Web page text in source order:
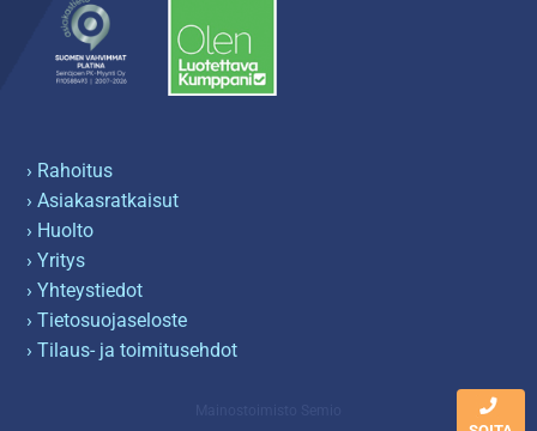
› Rahoitus
› Asiakasratkaisut
› Huolto
› Yritys
› Yhteystiedot
› Tietosuojaseloste
› Tilaus- ja toimitusehdot